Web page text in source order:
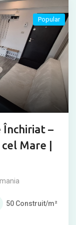
Închiriat –
Mare |
Popular
50 Construit/m²